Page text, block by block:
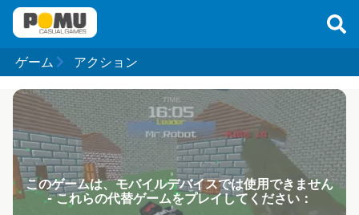
ゲーム アクション
このゲームは、モバイルデバイスでは使用できません
- これらの代替ゲームをプレイしてください：